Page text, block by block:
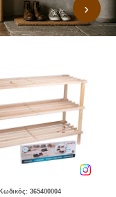
›
Κωδικός: 365400004